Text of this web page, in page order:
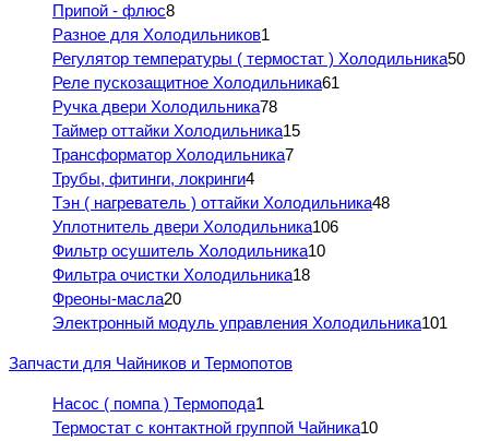
Припой - флюс8
Разное для Холодильников1
Регулятор температуры ( термостат ) Холодильника50
Реле пускозащитное Холодильника61
Ручка двери Холодильника78
Таймер оттайки Холодильника15
Трансформатор Холодильника7
Трубы, фитинги, локринги4
Тэн ( нагреватель ) оттайки Холодильника48
Уплотнитель двери Холодильника106
Фильтр осушитель Холодильника10
Фильтра очистки Холодильника18
Фреоны-масла20
Электронный модуль управления Холодильника101
Запчасти для Чайников и Термопотов
Насос ( помпа ) Термопода1
Термостат с контактной группой Чайника10